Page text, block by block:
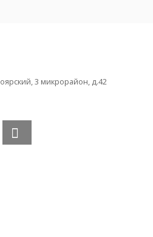
3 микрорайон, д.42